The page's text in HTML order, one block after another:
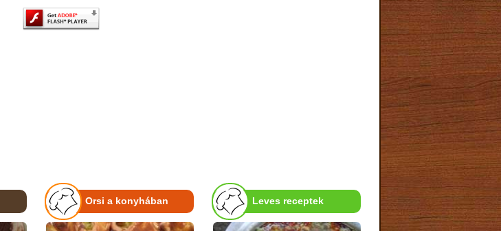
Orsi a konyhában Leves receptek